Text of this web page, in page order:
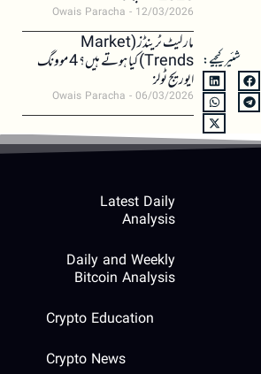
شئیر کیجیے:
Owais Paracha 12/03/2026
مارکیٹ ٹرینڈز (Market
Trends) کیا ہوتے ہیں؟ 4 موونگ
ایوریج ٹولز
Owais Paracha 06/03/2026
Latest Daily
Analysis
Daily and Weekly
Bitcoin Analysis
Crypto Education
Crypto News